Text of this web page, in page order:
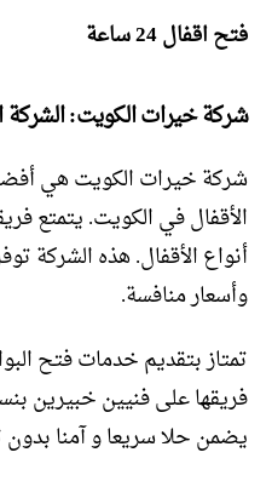
فتح اقفال 24 ساعة
شركة خيرات الكويت: الشركة
شركة خيرات الكويت هي
الأقفال في الكويت. يتمتع
أنواع الأقفال. هذه الشركة
وأسعار منافسة.
تمتاز بتقديم خدمات فتح
يضمن حلا سريعا و آمنا